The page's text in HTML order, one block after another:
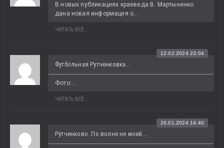
В новых публикациях краеведа В. Мартыненко
дана новая информация о...
ЧИТАТЬ ВСЁ...
Футбольная Рутченковка...
12.02.2024 23:04
Фото:...
ЧИТАТЬ ВСЁ...
Рутченково. По волне не моей...
26.01.2024 14:40